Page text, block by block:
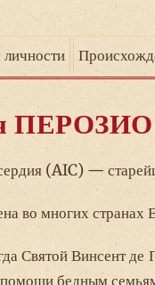
ПЕРОЗИО
(AIC) —
во многих
Святой
бедным